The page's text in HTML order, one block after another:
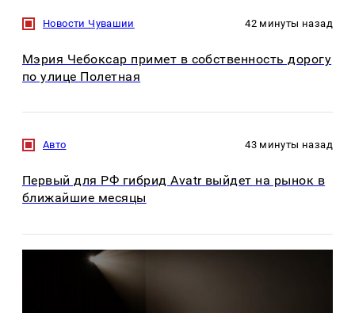
Новости Чувашии 42 минуты назад
Мэрия Чебоксар примет в собственность дорогу
по улице Полетная
Авто 43 минуты назад
Первый для РФ гибрид Avatr выйдет на рынок в
ближайшие месяцы